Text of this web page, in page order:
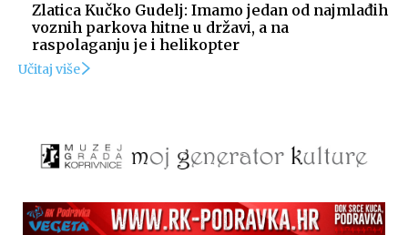
Zlatica Kučko Gudelj: Imamo jedan od najmlađih
voznih parkova hitne u državi, a na
raspolaganju je i helikopter
Učitaj više